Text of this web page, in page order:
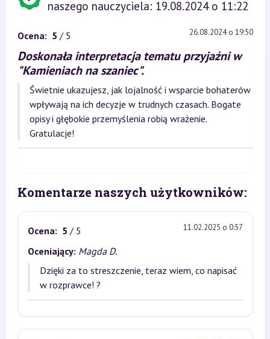
naszego nauczyciela: 19.08.2024 o 11:22
Ocena: 5 / 5 26.08.2024 o 19:50
Doskonała interpretacja tematu przyjaźni w
"Kamieniach na szaniec".
Świetnie ukazujesz, jak lojalność i wsparcie bohaterów
wpływają na ich decyzje w trudnych czasach. Bogate
opisy i głębokie przemyślenia robią wrażenie.
Gratulacje!
Komentarze naszych użytkowników:
Ocena: 5 / 5 11.02.2025 o 0:57
Oceniający: Magda D.
Dzięki za to streszczenie, teraz wiem, co napisać
w rozprawce! ?